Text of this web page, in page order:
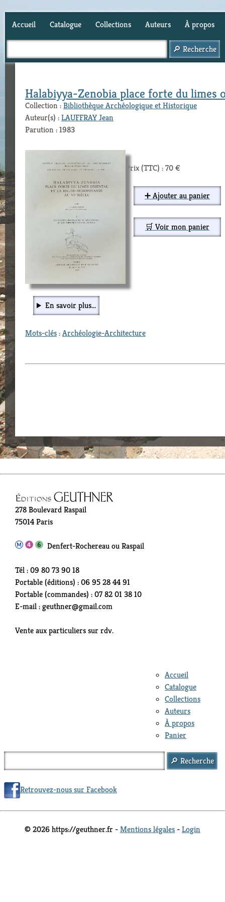
Accueil Catalogue Collections Auteurs À propos
Halabiyya-Zenobia place forte du limes
Collection :Bibliothèque Archéologique et Historique
Auteur(s) :LAUFFRAY Jean
Parution : 1983
Prix (TTC) : 70 €
➕ Ajouter au panier
🛒 Voir mon panier
En savoir plus...
Mots-clés:Archéologie-Architecture
278 Boulevard Raspail
75014 Paris
Denfert-Rochereau ou Raspail
Tél : 09 80 73 90 18
Portable (éditions) : 06 95 28 44 91
Portable (commandes) : 07 82 01 38 10
E-mail : geuthner@gmail.com
Vente aux particuliers sur rdv.
Accueil
Catalogue
Collections
Auteurs
À propos
Panier
Retrouvez-nous sur Facebook
© 2026 https://geuthner.fr -Mentions légales -Login